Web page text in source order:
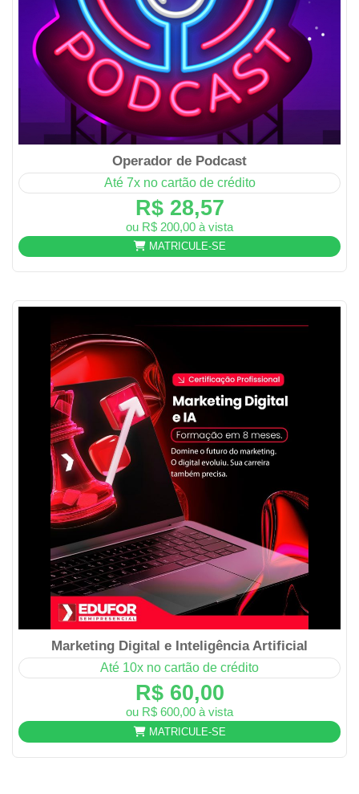
Operador de Podcast
Até 7x no cartão de crédito
R$ 28,57
ou R$ 200,00 à vista
MATRICULE-SE
Marketing Digital e Inteligência Artificial
Até 10x no cartão de crédito
R$ 60,00
ou R$ 600,00 à vista
MATRICULE-SE